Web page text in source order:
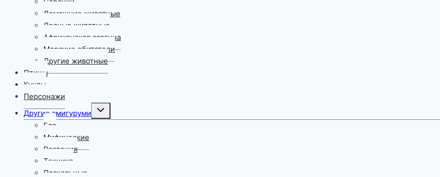
Домашние животные
Лесные животные
Африканская саванна
Морские обитатели
Другие животные
Птицы
Куклы
Персонажи
Другие амигуруми
Переключить
меню
Еда
Мифические
Растения
Техника
Пасхальные